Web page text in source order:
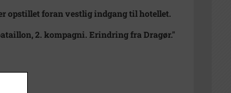
opstillet foran vestlig indgang til hotellet.
2. kompagni. Erindring fra Dragør."